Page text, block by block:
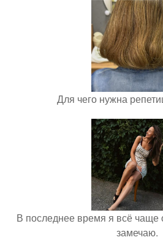
Для чего нужна
В последнее время я всё чаще
замечаю.